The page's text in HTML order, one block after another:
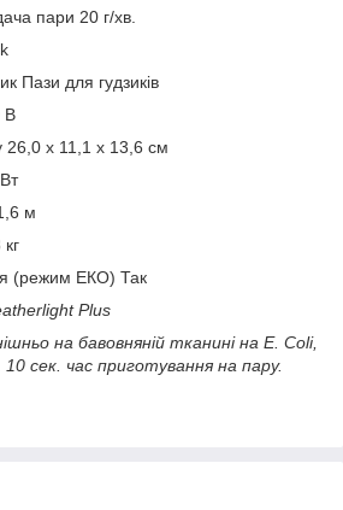
пари 20 г/хв.
Пази для гудзиків
В
26,0 х 11,1 х 13,6 см
м
(режим ЕКО) Так
Plus
на бавовняній тканині на E. Coli,
10 сек. час приготування на пару.